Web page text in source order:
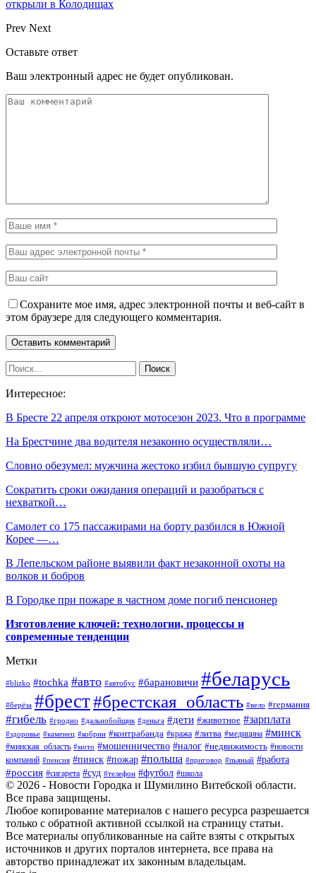
открыли в Колодищах
Prev Next
Оставьте ответ
Ваш электронный адрес не будет опубликован.
Сохраните мое имя, адрес электронной почты и веб-сайт в
этом браузере для следующего комментария.
Интересное:
В Бресте 22 апреля откроют мотосезон 2023. Что в программе
На Брестчине два водителя незаконно осуществляли…
Словно обезумел: мужчина жестоко избил бывшую супругу
Сократить сроки ожидания операций и разобраться с
нехваткой…
Самолет со 175 пассажирами на борту разбился в Южной
Корее —…
В Лепельском районе выявили факт незаконной охоты на
волков и бобров
В Городке при пожаре в частном доме погиб пенсионер
Изготовление ключей: технологии, процессы и
современные тенденции
Метки
#blizko #tochka #авто #автобус #барановичи #беларусь
#берёза #брест#брестская_область #вело #германия
#гибель #гродно #дальнобойщик #деньга #дети #животное #зарплата
#здоровье #каменец #кобрин #контрабанда #кража #литва #медицина #минск
#минская_область #мото #мошенничество #налог #недвижимость #новости
компаний #пенсия #пинск #пожар #польша #приговор #пьяный #работа
#россия #сигарета #суд #телефон #футбол #школа
© 2026 - Новости Городка и Шумилино Витебской области.
Все права защищены.
Любое копирование материалов с нашего ресурса разрешается
только с обратной активной ссылкой на страницу статьи.
Все материалы опубликованные на сайте взяты с открытых
источников и других порталов интернета, все права на
авторство принадлежат их законным владельцам.